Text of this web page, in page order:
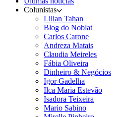
Colunistas
Lilian Tahan
Blog do Noblat
Carlos Carone
Andreza Matais
Claudia Meireles
Fábia Oliveira
Dinheiro & Negócios
Igor Gadelha
Ilca Maria Estevão
Isadora Teixeira
Mario Sabino